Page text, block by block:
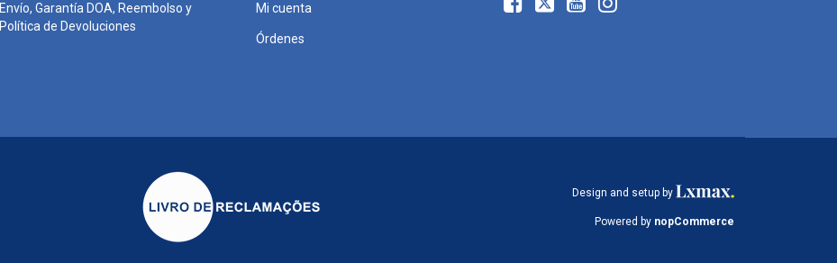
Envío, Garantía DOA, Reembolso y
Política de Devoluciones
Mi cuenta
Órdenes
Design and setup by
Powered by nopCommerce